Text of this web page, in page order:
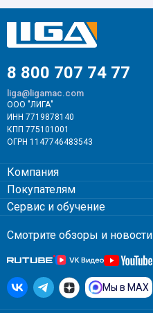
8 800 707 74 77
liga@ligamac.com
ООО "ЛИГА"
ИНН 7719878140
КПП 775101001
ОГРН 1147746483543
Компания
Покупателям
Сервис и обучение
Смотрите обзоры и новости
Мы в MAX